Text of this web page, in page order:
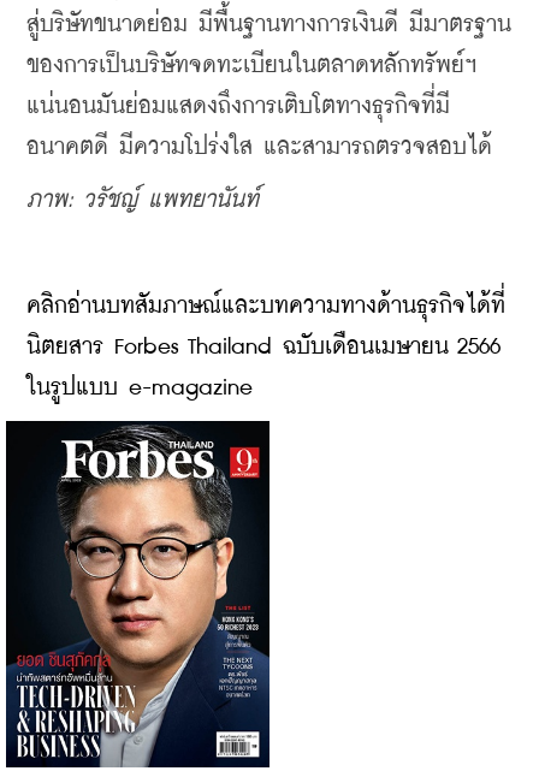
สู่บริษัทขนาดย่อม มีพื้นฐานทางการเงินดี มีมาตรฐาน
ของการเป็นบริษัทจดทะเบียนในตลาดหลักทรัพย์ฯ
แน่นอนมันย่อมแสดงถึงการเติบโตทางธุรกิจที่มี
อนาคตดี มีความโปร่งใส และสามารถตรวจสอบได้
ภาพ: วรัชญ์ แพทยานันท์
คลิกอ่านบทสัมภาษณ์และบทความทางด้านธุรกิจได้ที่
นิตยสาร Forbes Thailand ฉบับเดือนเมษายน 2566
ในรูปแบบ e-magazine